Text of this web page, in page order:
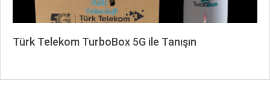
Türk Telekom TurboBox 5G ile Tanışın